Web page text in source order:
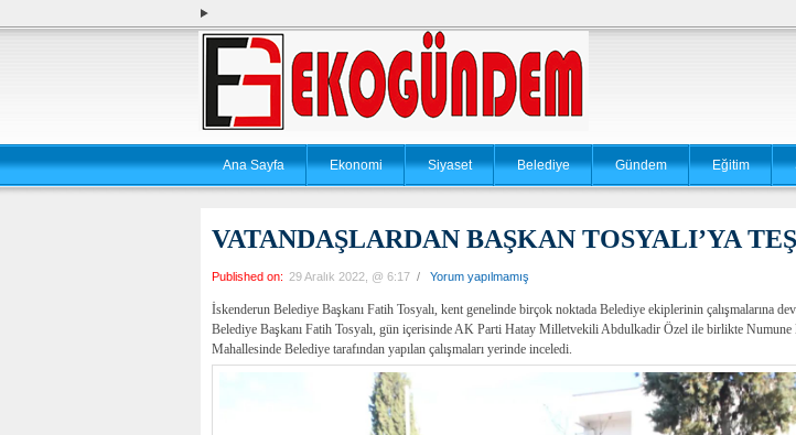
Ana Sayfa Ekonomi Siyaset Belediye Gündem Eğitim
VATANDAŞLARDAN BAŞKAN TOSYALI’YA
Published on: 29 Aralık 2022, @ 6:17 / Yorum yapılmamış
İskenderun Belediye Başkanı Fatih Tosyalı, kent genelinde birçok noktada Belediye ekiplerinin çalışmalarına
Belediye Başkanı Fatih Tosyalı, gün içerisinde AK Parti Hatay Milletvekili Abdulkadir Özel ile birlikte
Mahallesinde Belediye tarafından yapılan çalışmaları yerinde inceledi.